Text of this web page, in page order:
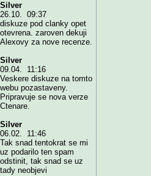
Silver
26.10. 09:37
diskuze pod clanky opet
otevrena. zaroven dekuji
Alexovy za nove recenze.
Silver
09.04. 11:16
Veskere diskuze na tomto
webu pozastaveny.
Pripravuje se nova verze
Ctenare.
Silver
06.02. 11:46
Tak snad tentokrat se mi
uz podarilo ten spam
odstinit, tak snad se uz
tady neobjevi